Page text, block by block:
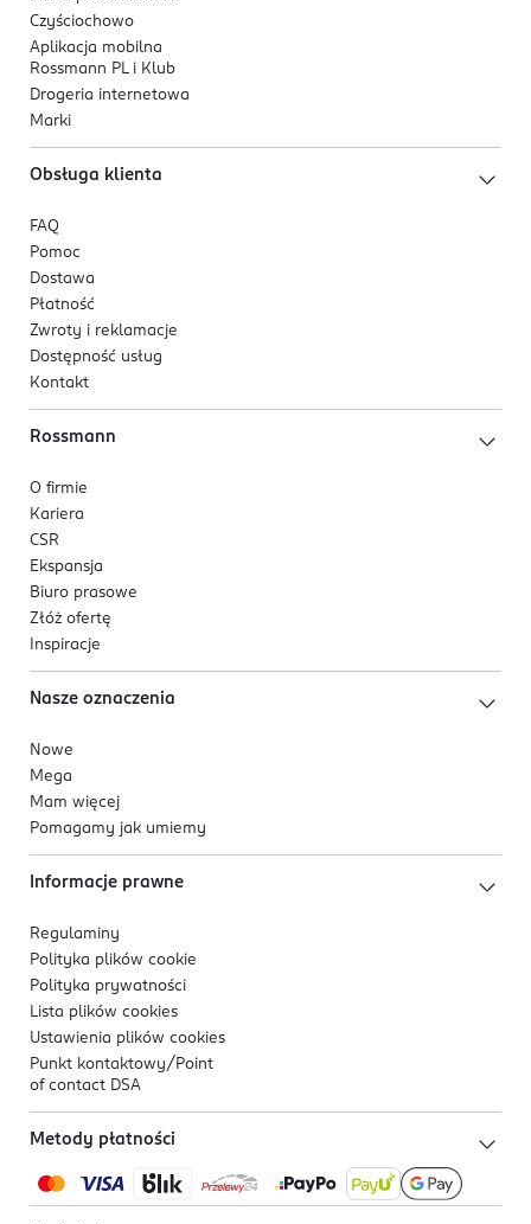
Czyściochowo
Aplikacja mobilna
Rossmann PL i Klub
Drogeria internetowa
Marki
Obsługa klienta
FAQ
Pomoc
Dostawa
Płatność
Zwroty i reklamacje
Dostępność usług
Kontakt
Rossmann
O firmie
Kariera
CSR
Ekspansja
Biuro prasowe
Złóż ofertę
Inspiracje
Nasze oznaczenia
Nowe
Mega
Mam więcej
Pomagamy jak umiemy
Informacje prawne
Regulaminy
Polityka plików cookie
Polityka prywatności
Lista plików cookies
Ustawienia plików cookies
Punkt kontaktowy/ Point
of contact DSA
Metody płatności